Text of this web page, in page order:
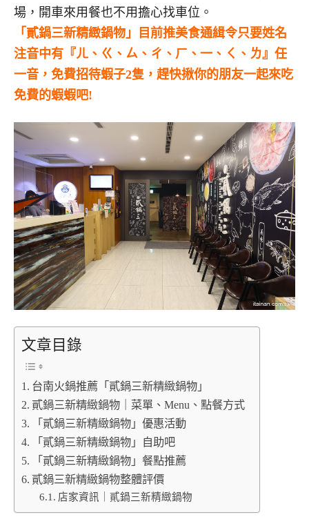
場，開車來用餐也不用擔心找車位。
「貳鍋三新精緻鍋物」目前推美食通緝令只要姓名
注音中有『ㄦ、ㄍ、ㄙ、ㄔ、ㄏ、一、ㄑ、ㄌ』任
一音，免費招待蝦子2隻，趕快揪你的朋友一起來吃
免費的蝦蝦吧!
文章目錄
台南火鍋推薦「貳鍋三新精緻鍋物」
貳鍋三新精緻鍋物｜菜單、Menu、點餐方式
「貳鍋三新精緻鍋物」優惠活動
「貳鍋三新精緻鍋物」自助吧
「貳鍋三新精緻鍋物」餐點推薦
貳鍋三新精緻鍋物整體評價
店家資訊｜貳鍋三新精緻鍋物